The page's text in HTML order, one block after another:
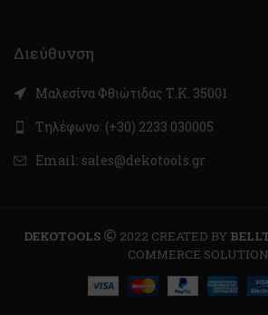
Διεύθυνση
Μαλεσίνα Φθιώτιδας Τ.Κ. 35001
Τηλέφωνο: (+30) 2233 030005
Email: sales@dekotools.gr
DEKOTOOLS 2022 CREATED BY
COMMERCE